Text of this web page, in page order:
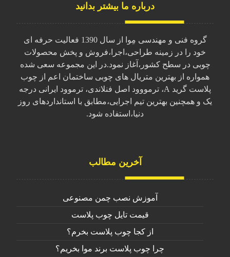
درباره ما بیشتر بدانید
گروه فنی و مهندسی مِوا از سال 1390 فعالیت حرفه ای
خود را در زمینه طراحی،اجرا،فروش و پخش محصولات
چوبی در سطح کشور،آغاز نمود.در این مجموعه سعی شده
همواره از بهترین متریال های چوبی ساختمان اعم از چوب
پلاست گرید A، ترمووود اصل فنلاندی، ترموود ایرانی درجه
یک و همچنین بهترین تیم اجرایی،مطابق با استانداردهای روز
دنیا،استفاده شود.
آخرین مطالب
آموزش نصب چمن مصنوعی
قیمت تایل چوب پلاست
از کجا چوب پلاست بخرم؟
چرا چوب پلاست برند موا بخریم؟